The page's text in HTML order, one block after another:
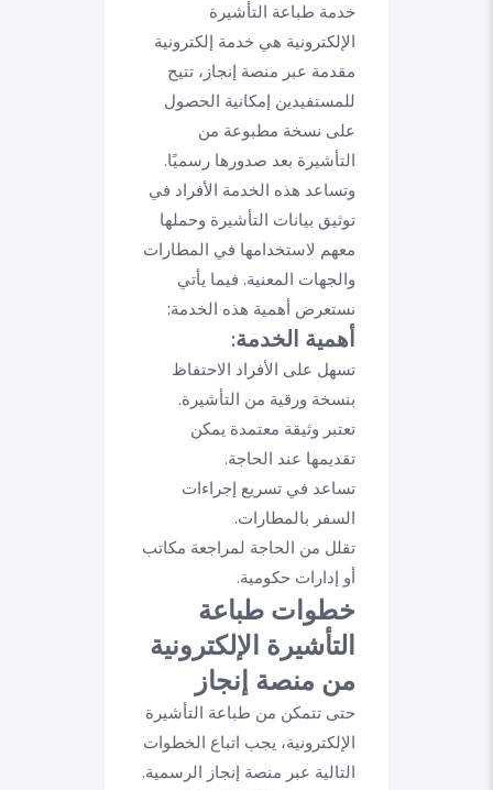
خدمة طباعة التأشيرة
الإلكترونية هي خدمة إلكترونية
مقدمة عبر منصة إنجاز، تتيح
للمستفيدين إمكانية الحصول
على نسخة مطبوعة من
التأشيرة بعد صدورها رسميًا.
وتساعد هذه الخدمة الأفراد في
توثيق بيانات التأشيرة وحملها
معهم لاستخدامها في المطارات
والجهات المعنية. فيما يأتي
نستعرض أهمية هذه الخدمة:
أهمية الخدمة:
تسهل على الأفراد الاحتفاظ
بنسخة ورقية من التأشيرة.
تعتبر وثيقة معتمدة يمكن
تقديمها عند الحاجة.
تساعد في تسريع إجراءات
السفر بالمطارات.
تقلل من الحاجة لمراجعة مكاتب
أو إدارات حكومية.
خطوات طباعة
التأشيرة الإلكترونية
من منصة إنجاز
حتى تتمكن من طباعة التأشيرة
الإلكترونية، يجب اتباع الخطوات
التالية عبر منصة إنجاز الرسمية.